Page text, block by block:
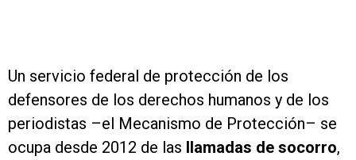
Un servicio federal de protección de los
defensores de los derechos humanos y de los
periodistas –el Mecanismo de Protección– se
ocupa desde 2012 de las llamadas de socorro,